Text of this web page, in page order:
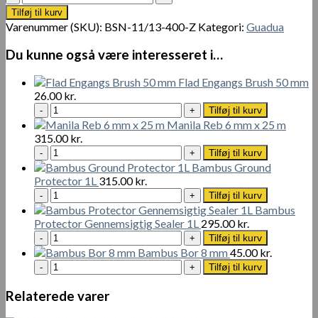
Bamboo
Pole
Ø
11-
13
400
cm
antal
Tilføj til kurv
Varenummer (SKU): BSN-11/13-400-Z Kategori: Guadua
Du kunne også være interesseret i…
Flad Engangs Brush 50 mm
26.00kr.
Flad
Engangs
Brush
50
mm
antal
Tilføj til kurv
Manila Reb 6 mm x 25 m
315.00kr.
Manila
Reb
6
mm
x
25
m
antal
Tilføj til kurv
Bambus Ground
Protector 1L 315.00kr.
Bambus
Ground
Protector
1L
antal
Tilføj til kurv
Bambus
Protector Gennemsigtig Sealer 1L 295.00kr.
Bambus
Protector
Gennemsigtig
Sealer
antal
Tilføj til kurv
Bambus Bor 8 mm45.00kr.
Bambus
Bor
8
Tilføj til kurv
Relaterede varer